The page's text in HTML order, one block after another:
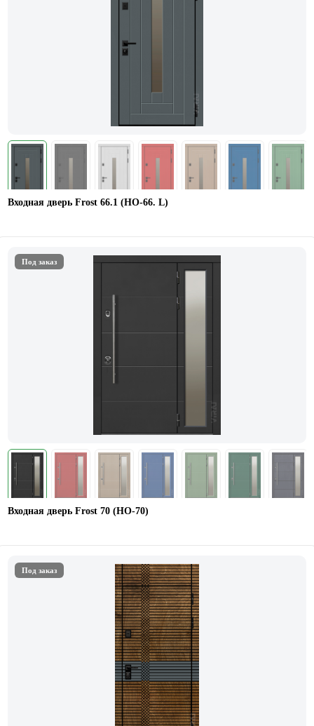
Входная дверь Frost 66.1 (НО-66. L)
Под заказ
Входная дверь Frost 70 (НO-70)
Под заказ